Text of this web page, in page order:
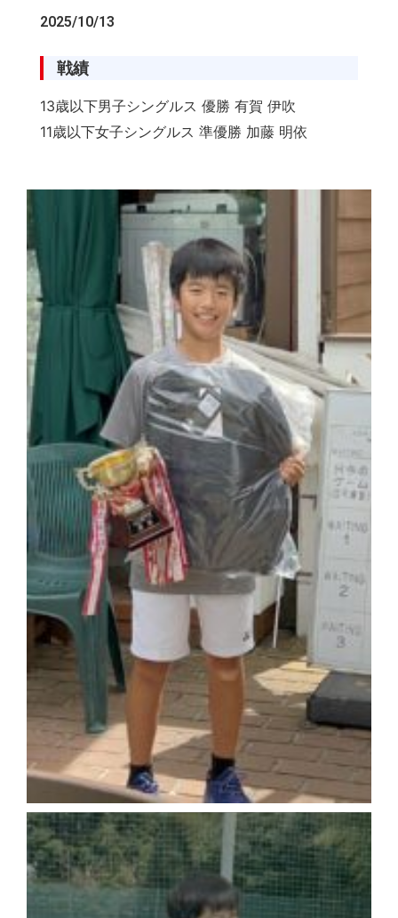
2025/10/13
戦績
13歳以下男子シングルス 優勝 有賀 伊吹
11歳以下女子シングルス 準優勝 加藤 明依